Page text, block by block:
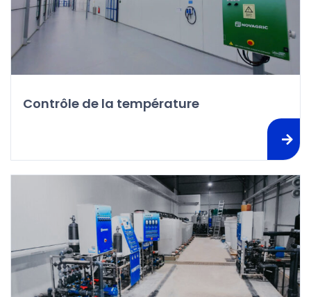
Contrôle de la température